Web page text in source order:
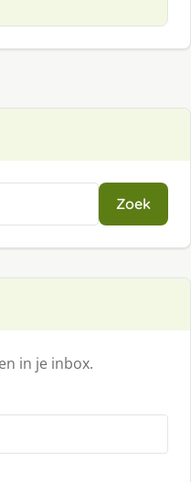
Zoek
in je inbox.